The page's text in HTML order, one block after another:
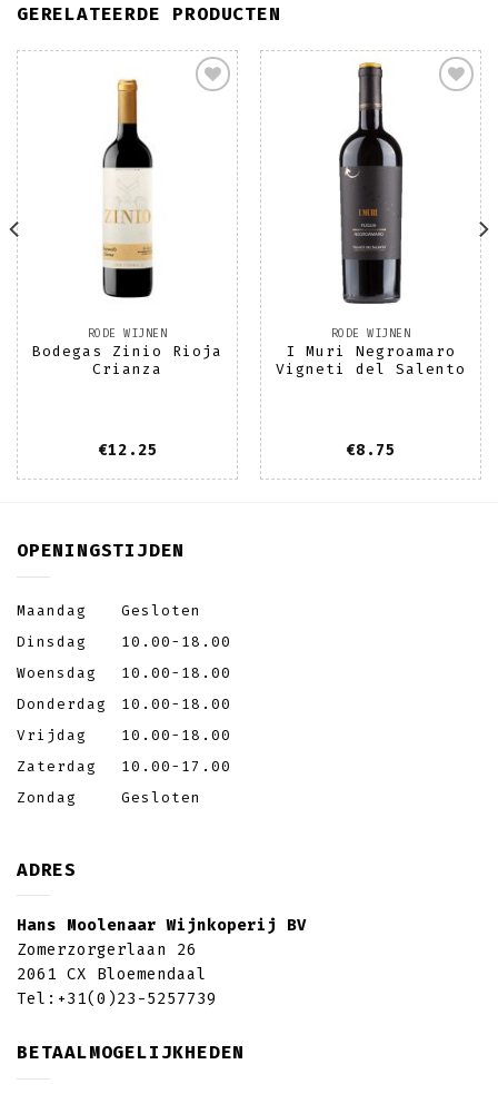
GERELATEERDE PRODUCTEN
RODE WIJNEN
Bodegas Zinio Rioja
Crianza
€12.25
wenslijst
RODE WIJNEN
I Muri Negroamaro
Vigneti del Salento
€8.75
OPENINGSTIJDEN
Maandag
Gesloten
Dinsdag
10.00-18.00
Woensdag
10.00-18.00
Donderdag
10.00-18.00
Vrijdag
10.00-18.00
Zaterdag
10.00-17.00
Zondag
Gesloten
ADRES
Hans Moolenaar Wijnkoperij BV
Zomerzorgerlaan 26
2061 CX Bloemendaal
Tel: +31(0)23-5257739
BETAALMOGELIJKHEDEN